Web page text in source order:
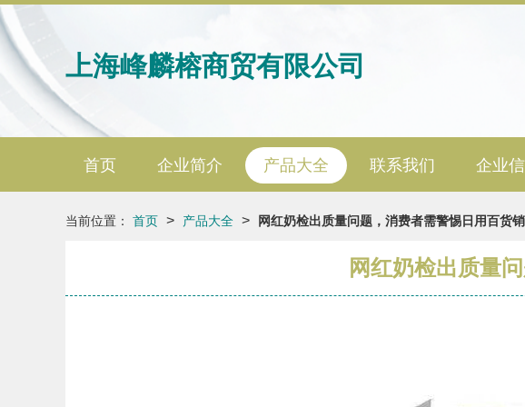
上海峰麟榕商贸有限公司
首页 企业简介 产品大全 联系我们 企业
当前位置： 首页 > 产品大全 > 网红奶检出质量问题，消费者需警惕日用百货
网红奶检出质量